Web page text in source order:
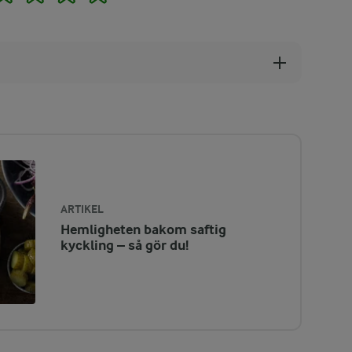
ARTIKEL
Hemligheten bakom saftig
kyckling – så gör du!